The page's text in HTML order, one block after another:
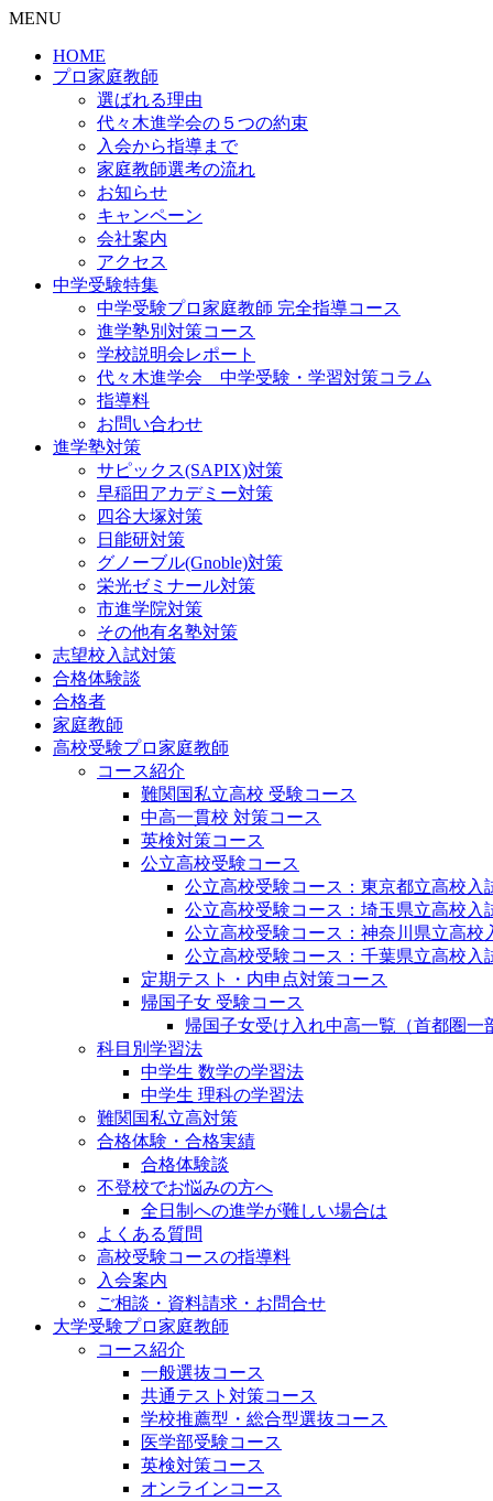
MENU
HOME
プロ家庭教師
選ばれる理由
代々木進学会の５つの約束
入会から指導まで
家庭教師選考の流れ
お知らせ
キャンペーン
会社案内
アクセス
中学受験特集
中学受験プロ家庭教師 完全指導コース
進学塾別対策コース
学校説明会レポート
代々木進学会 中学受験・学習対策コラム
指導料
お問い合わせ
進学塾対策
サピックス(SAPIX)対策
早稲田アカデミー対策
四谷大塚対策
日能研対策
グノーブル(Gnoble)対策
栄光ゼミナール対策
市進学院対策
その他有名塾対策
志望校入試対策
合格体験談
合格者
家庭教師
高校受験プロ家庭教師
コース紹介
難関国私立高校 受験コース
中高一貫校 対策コース
英検対策コース
公立高校受験コース
公立高校受験コース：東京都立高校入
公立高校受験コース：埼玉県立高校入
公立高校受験コース：神奈川県立高校
公立高校受験コース：千葉県立高校入
定期テスト・内申点対策コース
帰国子女 受験コース
帰国子女受け入れ中高一覧（首都圏一
科目別学習法
中学生 数学の学習法
中学生 理科の学習法
難関国私立高対策
合格体験・合格実績
合格体験談
不登校でお悩みの方へ
全日制への進学が難しい場合は
よくある質問
高校受験コースの指導料
入会案内
ご相談・資料請求・お問合せ
大学受験プロ家庭教師
コース紹介
一般選抜コース
共通テスト対策コース
学校推薦型・総合型選抜コース
医学部受験コース
英検対策コース
オンラインコース